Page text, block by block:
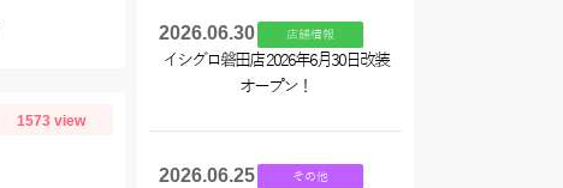
1573 view
2026.06.30 店舗情報
イシグロ磐田店 2026年6月30日改装
オープン！
2026.06.25 その他